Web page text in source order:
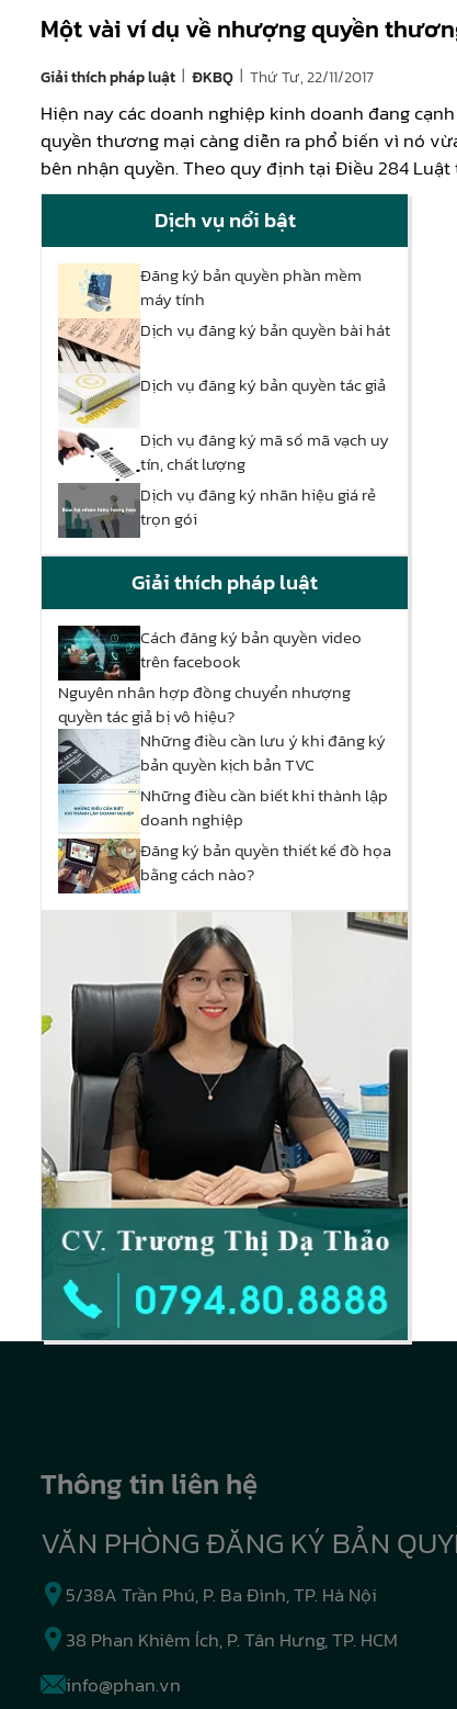
Một vài ví dụ về nhượng quyền
Giải thích pháp luật | ĐKBQ | Thứ Tư, 22/11/2017
Hiện nay các doanh nghiệp kinh doanh đang
quyền thương mại càng diễn ra phổ biến vì nó
bên nhận quyền. Theo quy định tại Điều 284
Dịch vụ nổi bật
Đăng ký bản quyền phần mềm
máy tính
Dịch vụ đăng ký bản quyền bài hát
Dịch vụ đăng ký bản quyền tác giả
Dịch vụ đăng ký mã số mã vạch uy
tín, chất lượng
Dịch vụ đăng ký nhãn hiệu giá rẻ
trọn gói
Giải thích pháp luật
Cách đăng ký bản quyền video
trên facebook
Nguyên nhân hợp đồng chuyển nhượng
quyền tác giả bị vô hiệu?
Những điều cần lưu ý khi đăng ký
bản quyền kịch bản TVC
Những điều cần biết khi thành lập
doanh nghiệp
Đăng ký bản quyền thiết kế đồ họa
bằng cách nào?
Thông tin liên hệ
VĂN PHÒNG ĐĂNG KÝ BẢN
5/38A Trần Phú, P. Ba Đình, TP. Hà Nội
38 Phan Khiêm Ích, P. Tân Hưng, TP. HCM
info@phan.vn